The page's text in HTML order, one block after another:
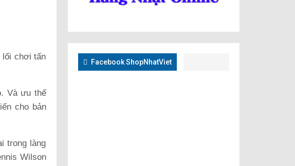
lối chơi tấn
Và ưu thế
cho bản
trong làng
Wilson
Facebook ShopNhatViet